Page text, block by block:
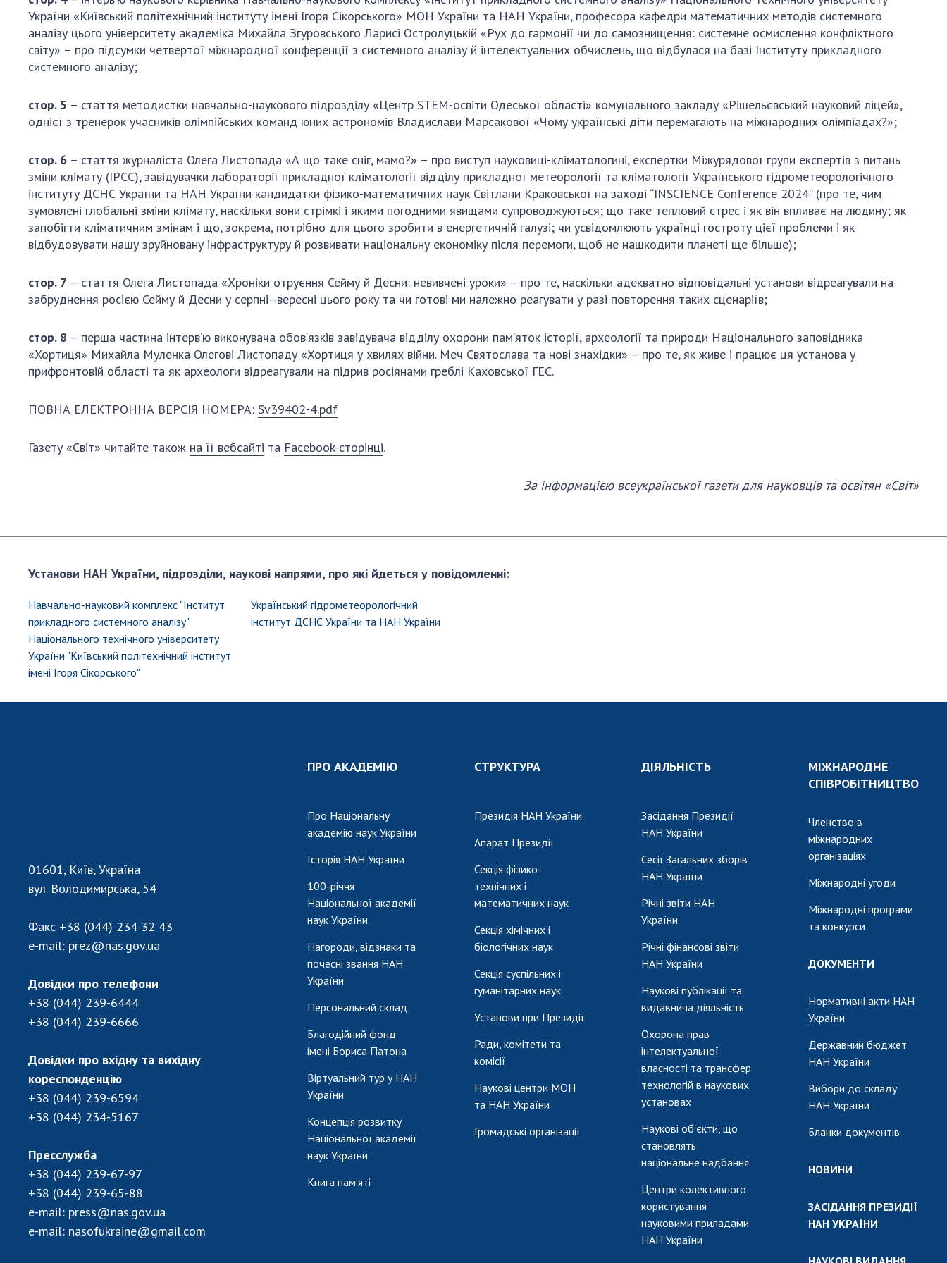
КОМЕНТУЄ
КОНТАКТИ
КАБІНЕТ
України «Київський політехнічний інституту імені Ігоря Сікорського» МОН України та НАН України, професора кафедри математичних методів системного
аналізу цього університету академіка Михайла Згуровського Ларисі Остролуцькій «Рух до гармонії чи до самознищення: системне осмислення конфліктного
світу» – про підсумки четвертої міжнародної конференції з системного аналізу й інтелектуальних обчислень, що відбулася на базі Інституту прикладного
системного аналізу;
стор. 5 – стаття методистки навчально-наукового пiдроздiлу «Центр STEM-освiти Одеської області» комунального закладу «Рiшельєвський науковий ліцей»,
однієї з тренерок учасників олімпійських команд юних астрономів Владислави Марсакової «Чому українські діти перемагають на міжнародних олімпіадах?»;
стор. 6 – стаття журналіста Олега Листопада «А що таке сніг, мамо?» – про виступ науковиці-кліматологині, експертки Міжурядової групи експертів з питань
зміни клімату (IPCC), завідувачки лабораторії прикладної кліматології відділу прикладної метеорології та кліматології Українського гідрометеорологічного
інституту ДСНС України та НАН України кандидатки фізико-математичних наук Світлани Краковської на заході “INSCIENCE Conference 2024” (про те, чим
зумовлені глобальні зміни клімату, наскільки вони стрімкі і якими погодними явищами супроводжуються; що таке тепловий стрес і як він впливає на людину; як
запобігти кліматичним змінам і що, зокрема, потрібно для цього зробити в енергетичній галузі; чи усвідомлюють українці гостроту цієї проблеми і як
відбудовувати нашу зруйновану інфраструктуру й розвивати національну економіку після перемоги, щоб не нашкодити планеті ще більше);
стор. 7 – стаття Олега Листопада «Хроніки отруєння Сейму й Десни: невивчені уроки» – про те, наскільки адекватно відповідальні установи відреагували на
забруднення росією Сейму й Десни у серпні–вересні цього року та чи готові ми належно реагувати у разі повторення таких сценаріїв;
стор. 8 – перша частина інтерв’ю виконувача обов’язків завідувача відділу охорони пам’яток історії, археології та природи Національного заповідника
«Хортиця» Михайла Муленка Олегові Листопаду «Хортиця у хвилях війни. Меч Святослава та нові знахідки» – про те, як живе і працює ця установа у
прифронтовій області та як археологи відреагували на підрив росіянами греблі Каховської ГЕС.
ПОВНА ЕЛЕКТРОННА ВЕРСІЯ НОМЕРА: Sv39402-4.pdf
Газету «Світ» читайте також на її вебсайті та Facebook-сторінці.
За інформацією всеукраїнської газети для науковців та освітян «Світ»
Установи НАН України, підрозділи, наукові напрями, про які йдеться у повідомленні:
Навчально-науковий комплекс "Інститут
прикладного системного аналізу"
Національного технічного університету
України "Київський політехнічний інститут
імені Ігоря Сікорського"
Український гідрометеорологічний
інститут ДСНС України та НАН України
01601, Київ, Україна
вул. Володимирська, 54
Факс +38 (044) 234 32 43
e-mail: prez@nas.gov.ua
Довідки про телефони
+38 (044) 239-6444
+38 (044) 239-6666
Довідки про вхідну та вихідну
кореспонденцію
+38 (044) 239-6594
+38 (044) 234-5167
Пресслужба
+38 (044) 239-67-97
+38 (044) 239-65-88
e-mail: press@nas.gov.ua
e-mail: nasofukraine@gmail.com
ПРО АКАДЕМІЮ
Про Національну
академію наук України
Історія НАН України
100-річчя
Національної академії
наук України
Нагороди, відзнаки та
почесні звання НАН
України
Персональний склад
Благодійний фонд
імені Бориса Патона
Віртуальний тур у НАН
України
Концепція розвитку
Національної академії
наук України
Книга пам'яті
СТРУКТУРА
Президія НАН України
Апарат Президії
Секція фізико-
технічних і
математичних наук
Секція хімічних і
біологічних наук
Секція суспільних і
гуманітарних наук
Установи при Президії
Ради, комітети та
комісії
Наукові центри МОН
та НАН України
Громадські організації
ДІЯЛЬНІСТЬ
Засідання Президії
НАН України
Сесії Загальних зборів
НАН України
Річні звіти НАН
України
Річні фінансові звіти
НАН України
Наукові публікації та
видавнича діяльність
Охорона прав
інтелектуальної
власності та трансфер
технологій в наукових
установах
Наукові об'єкти, що
становлять
національне надбання
Центри колективного
користування
науковими приладами
НАН України
МІЖНАРОДНЕ
СПІВРОБІТНИЦТВО
Членство в
міжнародних
організаціях
Міжнародні угоди
Міжнародні програми
та конкурси
ДОКУМЕНТИ
Нормативні акти НАН
України
Державний бюджет
НАН України
Вибори до складу
НАН України
Бланки документів
НОВИНИ
ЗАСІДАННЯ ПРЕЗИДІЇ
НАН УКРАЇНИ